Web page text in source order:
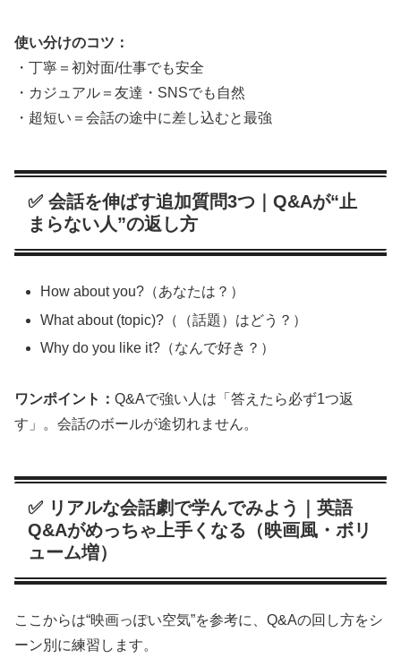
使い分けのコツ：
・丁寧＝初対面/仕事でも安全
・カジュアル＝友達・SNSでも自然
・超短い＝会話の途中に差し込むと最強
✅ 会話を伸ばす追加質問3つ｜Q&Aが“止
まらない人”の返し方
How about you?（あなたは？）
What about (topic)?（（話題）はどう？）
Why do you like it?（なんで好き？）
ワンポイント： Q&Aで強い人は「答えたら必ず1つ返
す」。会話のボールが途切れません。
✅ リアルな会話劇で学んでみよう｜英語
Q&Aがめっちゃ上手くなる（映画風・ボリ
ューム増）
ここからは“映画っぽい空気”を参考に、Q&Aの回し方をシ
ーン別に練習します。